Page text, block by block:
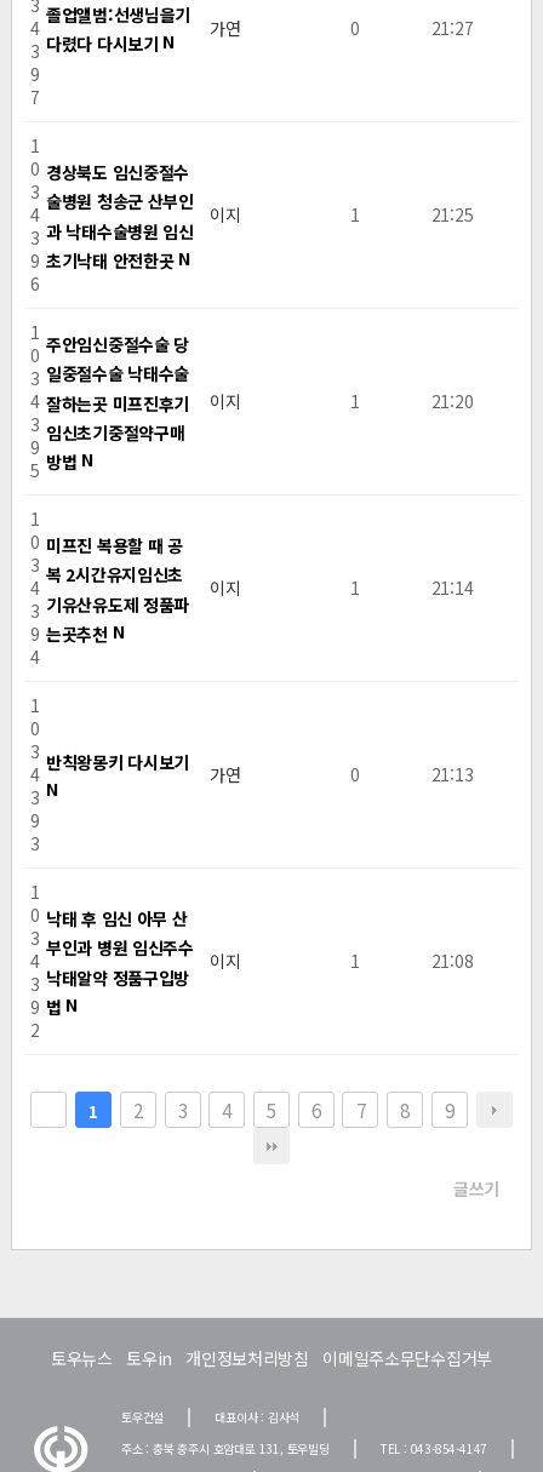
3
4
3
9
7
졸업앨범:선생님을기
다렸다 다시보기 N
가연 0 21:27
1
0
3
4
3
9
6
경상북도 임신중절수
술병원 청송군 산부인
과 낙태수술병원 임신
초기낙­태 안전한곳 N
이지 1 21:25
1
0
3
4
3
9
5
주안임신중절수술 당
일중절수술 낙태수술
잘하는곳 미프진후기
임신초기중절약구매
방법 N
이지 1 21:20
1
0
3
4
3
9
4
미프진 복용할 때 공
복 2시간유지임신초
기유산유도제 정품파
는곳추천 N
이지 1 21:14
1
0
3
4
3
9
3
반칙왕몽키 다시보기
N
가연 0 21:13
1
0
3
4
3
9
2
낙태 후 임신 아무 산
부인과 병원 임신주수
낙­태알약 정품구입방
법 N
이지 1 21:08
1 2 3 4 5 6 7 8 9
글쓰기
토우뉴스 토우in 개인정보처리방침 이메일주소무단수집거부
토우건설
대표이사 : 김사석
주소 : 충북 충주시 호암대로 131, 토우빌딩
TEL : 043-854-4147